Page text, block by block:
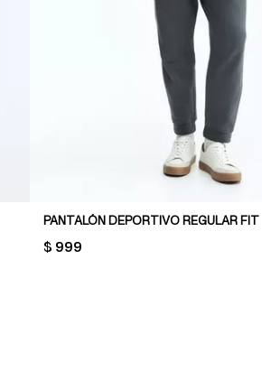
PANTALÓN DEPORTIVO REGULAR FIT
PRICE:
$ 999